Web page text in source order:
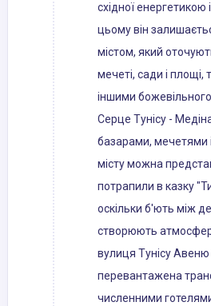
східної
цьому він
містом, який
мечеті, сади і площі,
іншими
Серце Тунісу -
базарами, мечетями
місту можна
потрапили в казку
оскільки б'ють між
створюють
вулиця Тунісу Авеню
перевантажена
численними